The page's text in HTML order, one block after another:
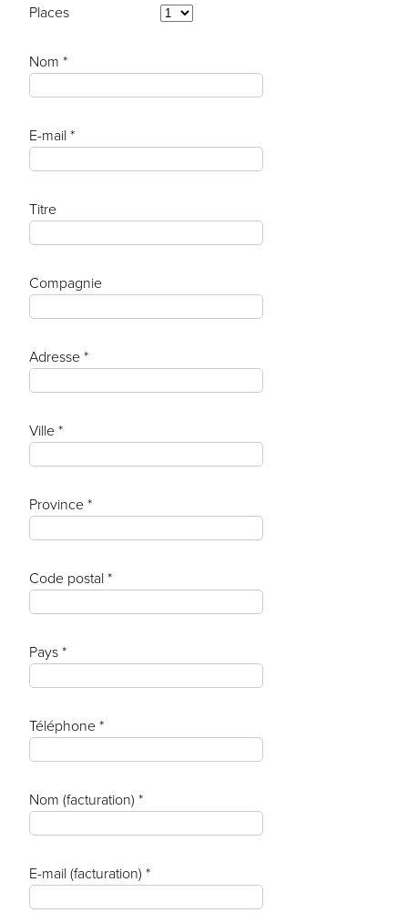
Places
Nom *
E-mail *
Titre
Compagnie
Adresse *
Ville *
Province *
Code postal *
Pays *
Téléphone *
Nom (facturation) *
E-mail (facturation) *